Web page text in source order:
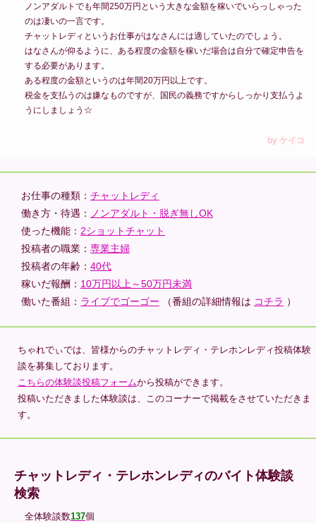
ノンアダルトでも年間250万円という大きな金額を稼いでいらっしゃった
のは凄いの一言です。
チャットレディというお仕事がはなさんには適していたのでしょう。
はなさんが仰るように、ある程度の金額を稼いだ場合は自分で確定申告を
する必要があります。
ある程度の金額というのは年間20万円以上です。
税金を支払うのは嫌なものですが、国民の義務ですからしっかり支払うよ
うにしましょう☆
お仕事の種類： チャットレディ
働き方・待遇：
ノンアダルト・脱ぎ無しOK
使った機能： 2ショットチャット
投稿者の職業： 専業主婦
投稿者の年齢： 40代
稼いだ報酬： 10万円以上～50万円未満
働いた番組： ライブでゴーゴー （番組の詳細情報は コチラ ）
ちゃれでぃでは、皆様からのチャットレディ・テレホンレディ投稿体験
談を募集しております。
こちらの体験談投稿フォームから投稿ができます。
投稿いただきました体験談は、このコーナーで掲載をさせていただきま
す。
チャットレディ・テレホンレディのバイト体験談
検索
全体験談数137個